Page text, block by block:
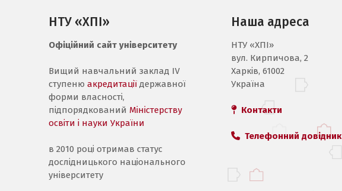
НТУ «ХПІ»
Офіційний сайт університету
Вищий навчальний заклад IV
ступеню акредитації державної
форми власності,
підпорядкований Міністерству
освіти і науки України
в 2010 році отримав статус
дослідницького національного
університету
Наша адреса
НТУ «ХПI»
вул. Кирпичова, 2
Харків, 61002
Україна
Контакти
Телефонний довідник